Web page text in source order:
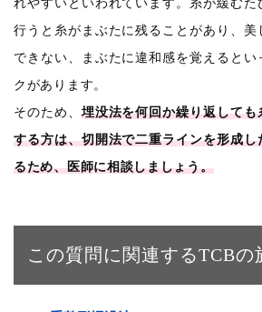
行うと糸がまぶたに残ることがあり、美
できない、まぶたに違和感を覚えるとい
クがあります。
そのため、 埋没法を何回か繰り返して
する方は、切開法で二重ラインを形成
るため、医師に相談しましょう。
この質問に関連するTCBの